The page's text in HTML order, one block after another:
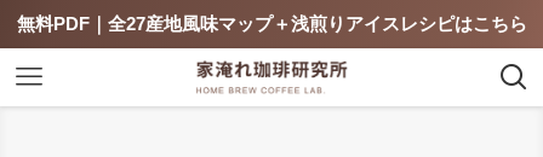
無料PDF｜全27産地風味マップ＋浅煎りアイスレシピはこちら